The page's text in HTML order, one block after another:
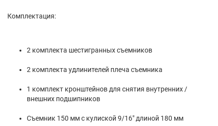
Комплектация:
2 комплекта шестигранных съемников
2 комплекта удлинителей плеча съемника
1 комплект кронштейнов для снятия внутренних /
внешних подшипников
Съемник 150 мм с кулиской 9/16" длиной 180 мм